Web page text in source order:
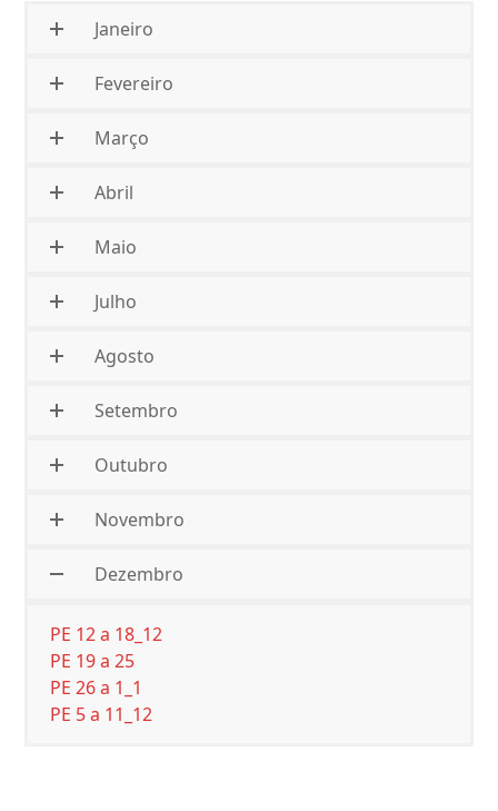
Janeiro
Fevereiro
Março
Abril
Maio
Julho
Agosto
Setembro
Outubro
Novembro
Dezembro
PE 12 a 18_12
PE 19 a 25
PE 26 a 1_1
PE 5 a 11_12